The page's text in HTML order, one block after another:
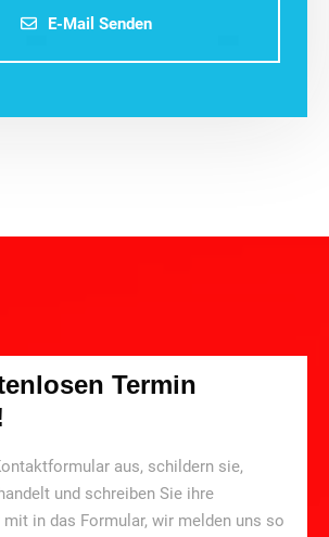
E-Mail Senden
Termin
aus, schildern sie,
und schreiben Sie ihre
in das Formular, wir melden uns so